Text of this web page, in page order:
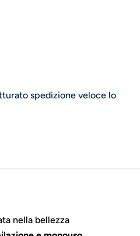
spedizione veloce lo
nella bellezza